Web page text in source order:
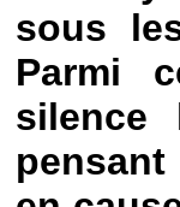
sous
Parmi
silence